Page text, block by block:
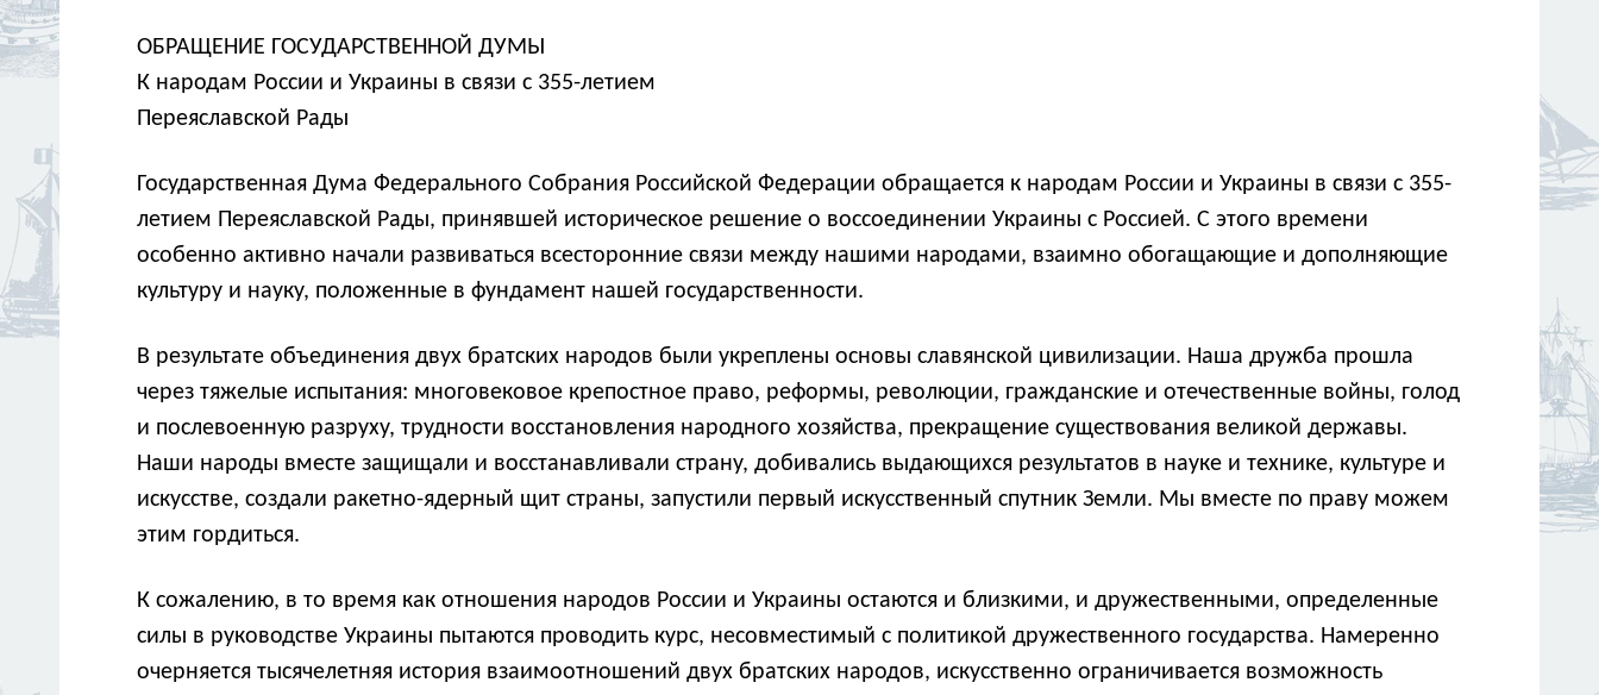
ОБРАЩЕНИЕ ГОСУДАРСТВЕННОЙ ДУМЫ
К народам России и Украины в связи с 355-летием
Переяславской Рады
Государственная Дума Федерального Собрания Российской Федерации обращается к народам России и Украины в связи с 355-
летием Переяславской Рады, принявшей историческое решение о воссоединении Украины с Россией. С этого времени
особенно активно начали развиваться всесторонние связи между нашими народами, взаимно обогащающие и дополняющие
культуру и науку, положенные в фундамент нашей государственности.
В результате объединения двух братских народов были укреплены основы славянской цивилизации. Наша дружба прошла
через тяжелые испытания: многовековое крепостное право, реформы, революции, гражданские и отечественные войны, голод
и послевоенную разруху, трудности восстановления народного хозяйства, прекращение существования великой державы.
Наши народы вместе защищали и восстанавливали страну, добивались выдающихся результатов в науке и технике, культуре и
искусстве, создали ракетно-ядерный щит страны, запустили первый искусственный спутник Земли. Мы вместе по праву можем
этим гордиться.
К сожалению, в то время как отношения народов России и Украины остаются и близкими, и дружественными, определенные
силы в руководстве Украины пытаются проводить курс, несовместимый с политикой дружественного государства. Намеренно
очерняется тысячелетняя история взаимоотношений двух братских народов, искусственно ограничивается возможность